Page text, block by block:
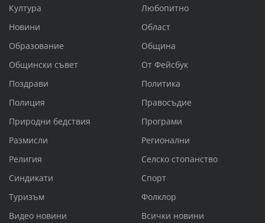
Култура
Любопитно
Новини
Област
Образование
Община
Общински съвет
От Фейсбук
Поздрави
Политика
Полиция
Правосъдие
Природни бедствия
Програми
Размисли
Регионални
Религия
Селско стопанство
Синдикати
Спорт
Туризъм
Фолклор
Видео новини
Всички новини